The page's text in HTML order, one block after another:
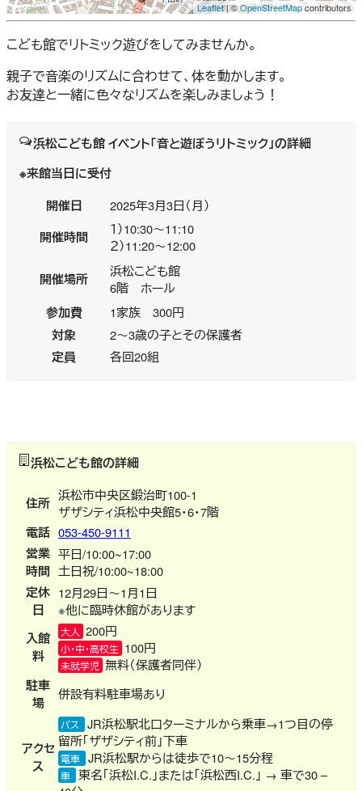
Leaflet| ©OpenStreetMapcontributors
こども館でリトミック遊びをしてみませんか。
親子で音楽のリズムに合わせて、体を動かします。
お友達と一緒に色々なリズムを楽しみましょう！
浜松こども館 イベント「音と遊ぼうリトミック」の詳細
※来館当日に受付
開催日
2025年3月3日（月）
開催時間
１）10:30～11:10
２）11:20～12:00
開催場所
浜松こども館
6階 ホール
参加費 1家族 300円
対象 2～3歳の子とその保護者
定員 各回20組
浜松こども館の詳細
住所 浜松市中央区鍛治町100-1
ザザシティ浜松中央館5・6・7階
電話 053-450-9111
営業
時間
平日/10:00~17:00
土日祝/10:00~18:00
定休
日
12月29日～1月1日
※他に臨時休館があります
入館
料
大人 200円
小・中・高校生 100円
未就学児 無料（保護者同伴）
駐車
場
併設有料駐車場あり
アクセ
ス
バス
JR浜松駅北口ターミナルから乗車→1つ目の停
留所「ザザシティ前」下車
電車 JR浜松駅からは徒歩で10～15分程
車
東名「浜松I.C.」または「浜松西I.C.」 → 車で30 –